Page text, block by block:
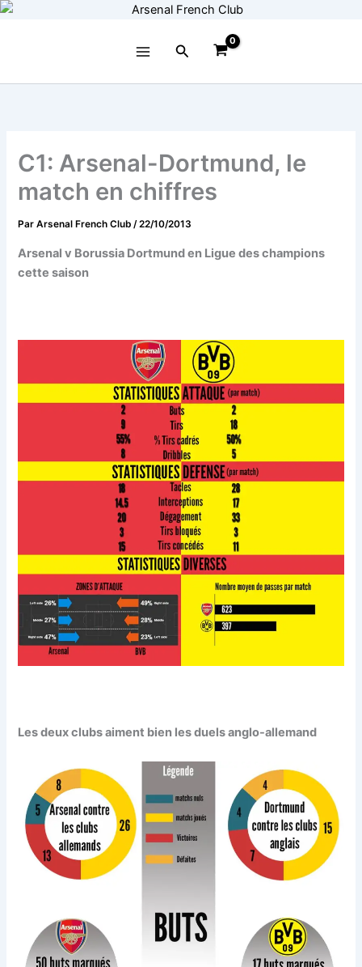
Aller
Rechercher
C1: Arsenal-Dortmund, le
match en chiffres
ParArsenal French Club/22/10/2013
Arsenal v Borussia Dortmund en Ligue des champions
cette saison
Les deux clubs aiment bien les duels anglo-allemand